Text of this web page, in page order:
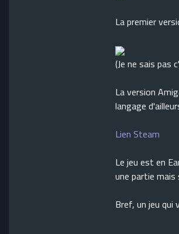
La premier
(Je ne sais pas
La version
langage
Lien Steam
Le jeu est en
une partie mais
Bref, un jeu